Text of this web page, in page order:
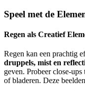
Speel met de
Regen als Creatief
Regen kan een prachtig
druppels, mist en
geven. Probeer close-
of bladeren. Deze